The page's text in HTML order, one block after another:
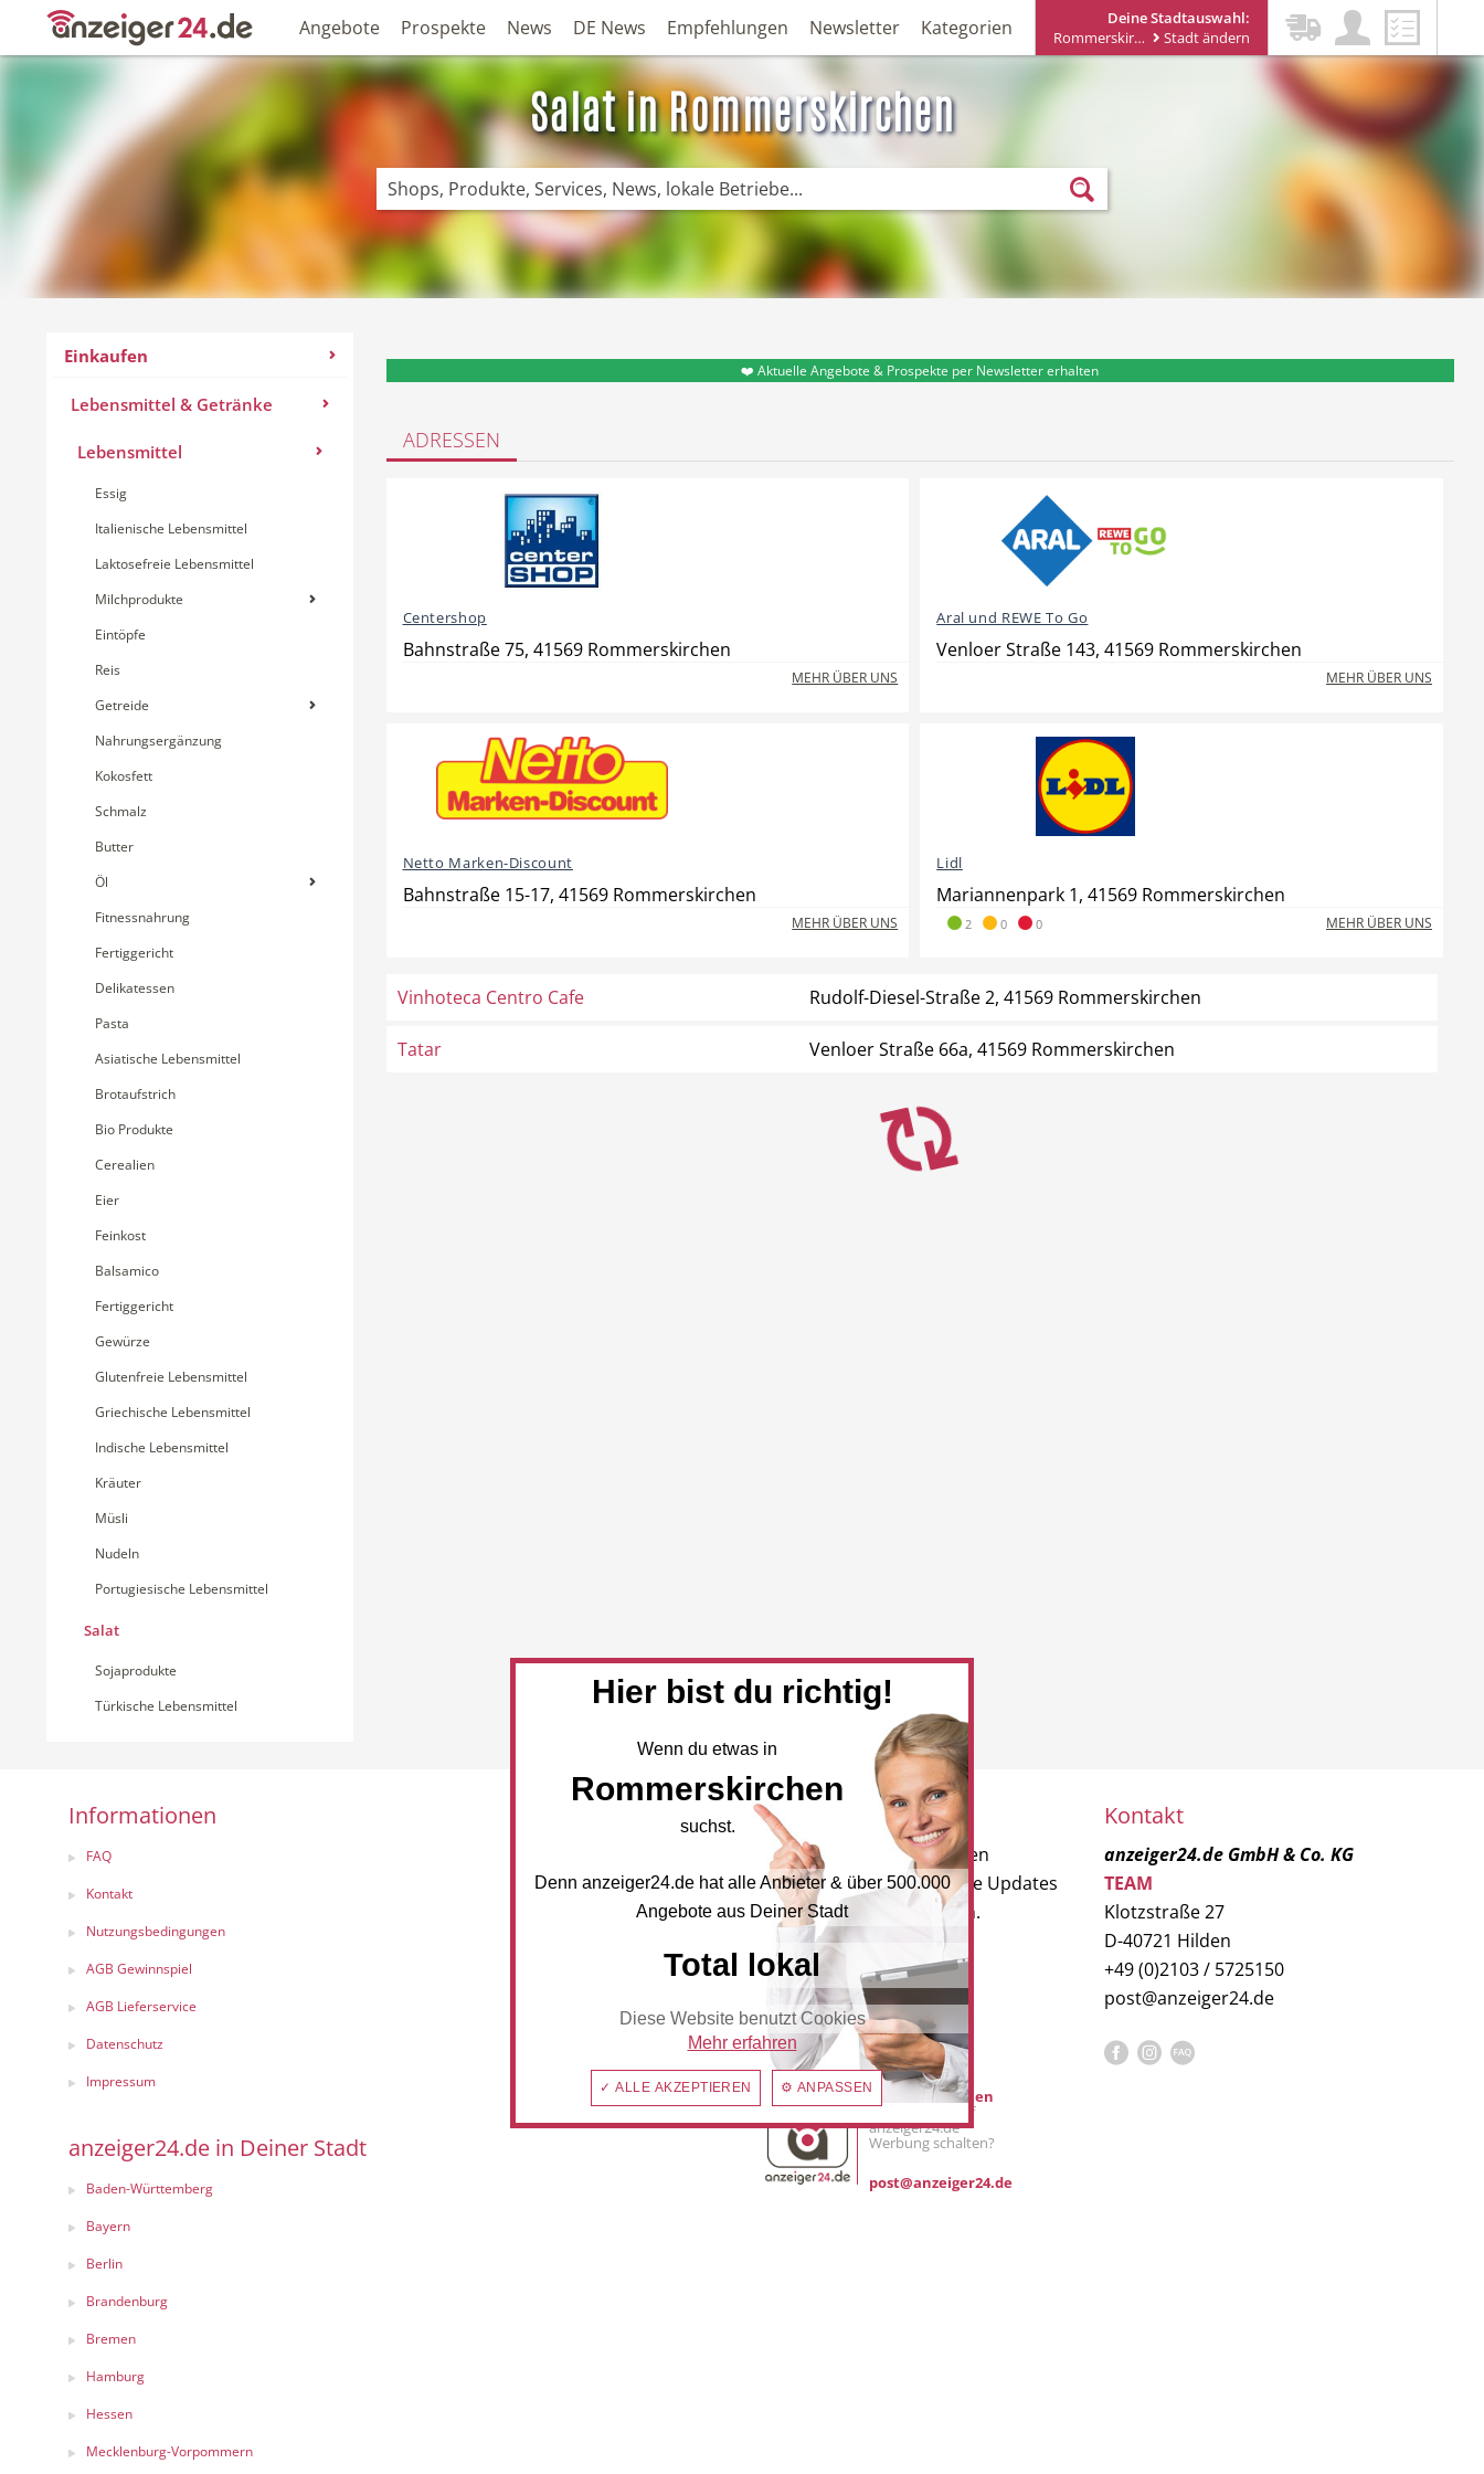
Deine Stadtauswahl:
Rommerskirchen
Stadt ändern
Angebote Prospekte News DE News Empfehlungen Newsletter Kategorien
Salat in Rommerskirchen
Einkaufen
Lebensmittel & Getränke
Lebensmittel
Essig
Italienische Lebensmittel
Laktosefreie Lebensmittel
Milchprodukte
Eintöpfe
Reis
Getreide
Nahrungsergänzung
Kokosfett
Schmalz
Butter
Öl
Fitnessnahrung
Fertiggericht
Delikatessen
Pasta
Asiatische Lebensmittel
Brotaufstrich
Bio Produkte
Cerealien
Eier
Feinkost
Balsamico
Fertiggericht
Gewürze
Glutenfreie Lebensmittel
Griechische Lebensmittel
Indische Lebensmittel
Kräuter
Müsli
Nudeln
Portugiesische Lebensmittel
Salat
Sojaprodukte
Türkische Lebensmittel
❤️ Aktuelle Angebote & Prospekte per Newsletter erhalten
ADRESSEN
Centershop
Bahnstraße 75, 41569 Rommerskirchen
MEHR ÜBER UNS
Aral und REWE To Go
Venloer Straße 143, 41569 Rommerskirchen
MEHR ÜBER UNS
Netto Marken-Discount
Bahnstraße 15-17, 41569 Rommerskirchen
MEHR ÜBER UNS
Lidl
Mariannenpark 1, 41569 Rommerskirchen
2 0 0 MEHR ÜBER UNS
Vinhoteca Centro Cafe Rudolf-Diesel-Straße 2, 41569 Rommerskirchen
Tatar Venloer Straße 66a, 41569 Rommerskirchen
Informationen
FAQ
Kontakt
Nutzungsbedingungen
AGB Gewinnspiel
AGB Lieferservice
Datenschutz
Impressum
anzeiger24.de in Deiner Stadt
Baden-Württemberg
Bayern
Berlin
Brandenburg
Bremen
Hamburg
Hessen
Mecklenburg-Vorpommern
Newsletter
Melden Sie sich für unseren
Newsletter an, um neueste Updates
und Angebote zu erhalten.
NEWSLETTER BESTELLEN
Mediadaten
Werbung buchen
Sie möchten auf
anzeiger24.de
Werbung schalten?
post@anzeiger24.de
Kontakt
anzeiger24.de GmbH & Co. KG
TEAM
Klotzstraße 27
D-40721 Hilden
+49 (0)2103 / 5725150
post@anzeiger24.de
Hier bist du richtig!
Wenn du etwas in
Rommerskirchen
suchst.
Denn anzeiger24.de hat alle Anbieter & über 500.000
Angebote aus Deiner Stadt
Total lokal
Diese Website benutzt Cookies
Mehr erfahren
✓ ALLE AKZEPTIEREN ⚙ ANPASSEN